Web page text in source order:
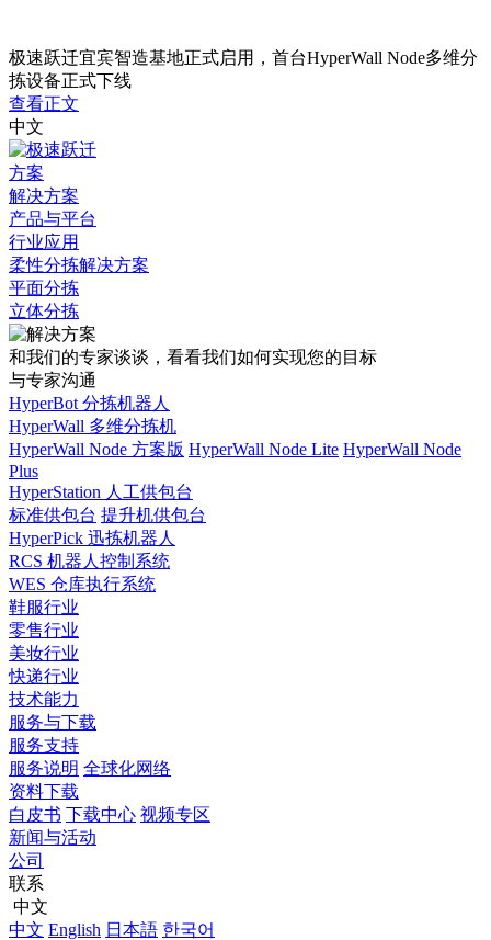
新
闻
与
活
动
极速跃迁宜宾智造基地正式启用，首台HyperWall Node多维分
拣设备正式下线
查看正文
中文
方案
解决方案
产品与平台
行业应用
柔性分拣解决方案
平面分拣
立体分拣
和我们的专家谈谈，看看我们如何实现您的目标
与专家沟通
HyperBot 分拣机器人
HyperWall 多维分拣机
HyperWall Node 方案版 HyperWall Node Lite HyperWall Node
Plus
HyperStation 人工供包台
标准供包台 提升机供包台
HyperPick 迅拣机器人
RCS 机器人控制系统
WES 仓库执行系统
鞋服行业
零售行业
美妆行业
快递行业
技术能力
服务与下载
服务支持
服务说明 全球化网络
资料下载
白皮书 下载中心 视频专区
新闻与活动
公司
联系
中文
中文 English 日本語 한국어